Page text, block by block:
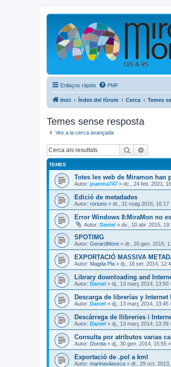
Enllaços ràpids PMF
Inici Índex del fòrum Cerca Temes
Temes sense resposta
Ves a la cerca avançada
Cerca
TEMES
Totes les web de Miramon han
Autor: joanma747 » dc., 24 feb. 2021,
Edició de metadades
Autor: rortuno » dt., 31 maig 2016, 16:17
Error Windows 8:MiraMon no
Autor: Daniel » dv., 10 abr. 2015,
SPOTIMG
Autor: GerardMore » dt., 20 gen. 2015,
EXPORTACIÓ MASSIVA
Autor: Magda Pla » dj., 18 set. 2014,
Library downloading and
Autor: Daniel » dj., 13 març 2014, 13:50
Descarga de librerías y Internet
Autor: Daniel » dj., 13 març 2014, 13:45
Descàrrega de llibreries i
Autor: Daniel » dj., 13 març 2014, 13:39
Consulta por atributos varias
Autor: Dorota » dj., 30 gen. 2014, 15:55
Exportació de .pol a kml
Autor: marinavilaseca » dt., 29 oct.